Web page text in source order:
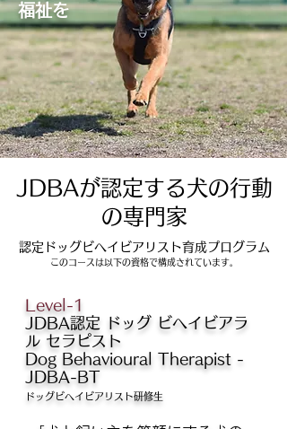
福祉を
JDBAが認定する犬の行動
の専門家
認定ドッグビヘイビアリスト育成プログラム
このコースは以下の資格で構成されています。
Level-1
JDBA認定 ドッグ ビヘイビアラ
ル セラピスト
Dog Behavioural Therapist -
JDBA-BT
ドッグビヘイビアリスト研修生